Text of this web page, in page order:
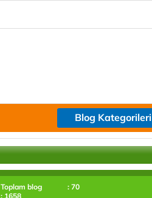
Blog Kategorileri
Toplam blog
: 70
: 1658